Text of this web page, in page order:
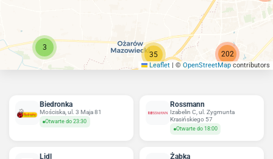
35
3
202
Leaflet | © OpenStreetMapcontributors
Biedronka
Mościska, ul. 3 Maja 81
Otwarte do 23:30
Rossmann
Izabelin C, ul. Zygmunta
Krasińskiego 57
Otwarte do 18:00
Lidl Żabka